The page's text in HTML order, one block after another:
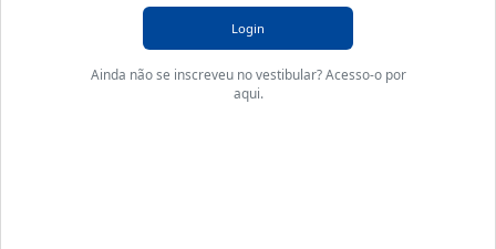
Login
Ainda não se inscreveu no vestibular? Acesso-o por
aqui.